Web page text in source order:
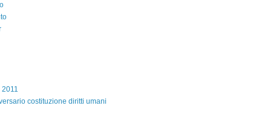
costituzione diritti umani